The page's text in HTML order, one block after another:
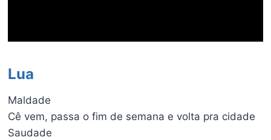
Lua
Maldade
Cê vem, passa o fim de semana e volta pra cidade
Saudade